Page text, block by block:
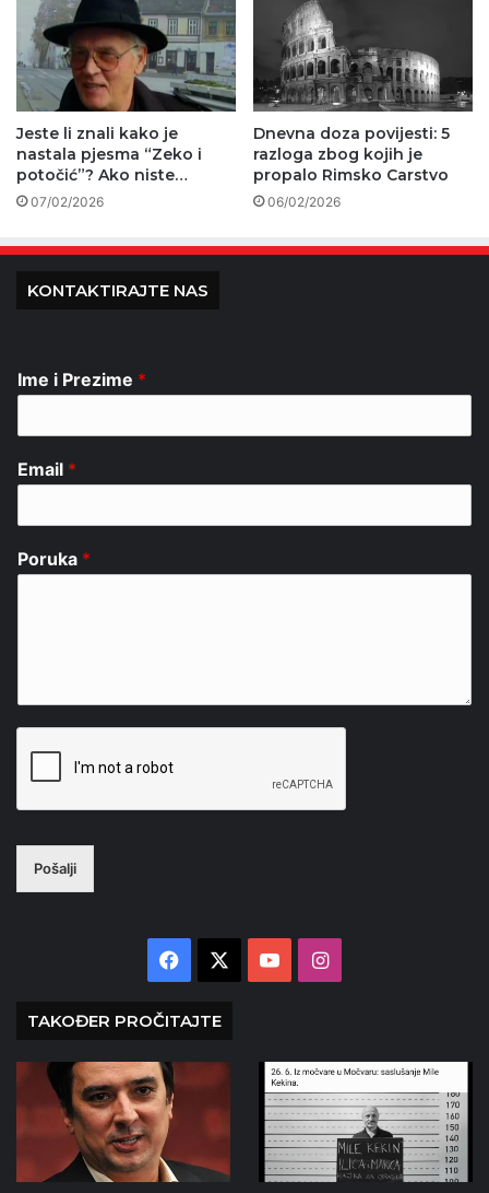
Jeste li znali kako je
nastala pjesma “Zeko i
potočić”? Ako niste…
07/02/2026
Dnevna doza povijesti: 5
razloga zbog kojih je
propalo Rimsko Carstvo
06/02/2026
KONTAKTIRAJTE NAS
Ime i Prezime *
Email *
Poruka *
Pošalji
Facebook YouTubeInstagram
TAKOĐER PROČITAJTE